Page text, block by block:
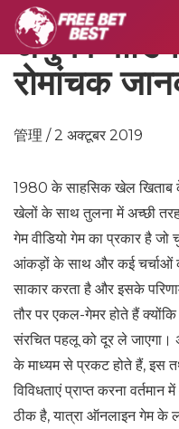
अनुभव
रोमांचक
管理 / 2 अक्टूबर 2019
1980 के साहसिक खेल खिताब
खेलों के साथ तुलना में अच्छी
गेम वीडियो गेम का प्रकार है
आंकड़ों के साथ और कई चर्चाओं
साकार करता है और इसके
तौर पर एकल-गेमर होते हैं
संरचित पहलू को दूर ले
के माध्यम से प्रकट होते हैं, इस
विविधताएं प्राप्त करना
ठीक है, यात्रा ऑनलाइन गेम